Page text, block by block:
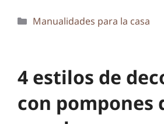
Categorías
Manualidades para la casa
4 estilos de
con pompones